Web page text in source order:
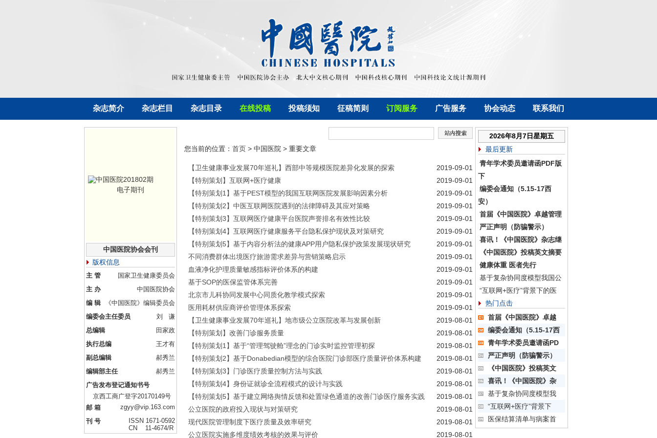
杂志简介 杂志栏目 杂志目录 在线投稿 投稿须知 征稿简则 订阅服务 广告服务 协会动态 联系我们
电子期刊
中国医院协会会刊
版权信息
主 管
国家卫生健康委员会
主 办
中国医院协会
编 辑
《中国医院》编辑委员会
编委会主任委员
刘 谦
总编辑
田家政
执行总编
王才有
副总编辑
郝秀兰
编辑部主任
郝秀兰
广告发布登记通知书号
京西工商广登字20170149号
邮 箱
zgyy@vip.163.com
刊 号
ISSN 1671-0592
CN 11-4674/R
您当前的位置： 首页 > 中国医院 > 重要文章
【卫生健康事业发展70年巡礼】西部中等规模医院差异化发展的探索
2019-09-01
【特别策划】互联网+医疗健康
2019-09-01
【特别策划1】基于PEST模型的我国互联网医院发展影响因素分析
2019-09-01
【特别策划2】中医互联网医院遇到的法律障碍及其应对策略
2019-09-01
【特别策划3】互联网医疗健康平台医院声誉排名有效性比较
2019-09-01
【特别策划4】互联网医疗健康服务平台隐私保护现状及对策研究
2019-09-01
【特别策划5】基于内容分析法的健康APP用户隐私保护政策发展现状研究
2019-09-01
不同消费群体出境医疗旅游需求差异与营销策略启示
2019-09-01
血液净化护理质量敏感指标评价体系的构建
2019-09-01
基于SOP的医保监管体系完善
2019-09-01
北京市儿科协同发展中心同质化教学模式探索
2019-09-01
医用耗材供应商评价管理体系探索
2019-09-01
【卫生健康事业发展70年巡礼】地市级公立医院改革与发展创新
2019-08-01
【特别策划】改善门诊服务质量
2019-08-01
【特别策划1】基于“管理驾驶舱”理念的门诊实时监控管理初探
2019-08-01
【特别策划2】基于Donabedian模型的综合医院门诊部医疗质量评价体系构建
2019-08-01
【特别策划3】门诊医疗质量控制方法与实践
2019-08-01
【特别策划4】身份证就诊全流程模式的设计与实践
2019-08-01
【特别策划5】基于建立网络舆情反馈和处置绿色通道的改善门诊医疗服务实践
2019-08-01
公立医院的政府投入现状与对策研究
2019-08-01
现代医院管理制度下医疗质量及效率研究
2019-08-01
公立医院实施多维度绩效考核的效果与评价
2019-08-01
2026年8月7日星期五
最后更新
青年学术委员邀请函PDF版
下
编委会通知（5.15-17西
安）
首届《中国医院》卓越管理
严正声明（防骗警示）
喜讯！《中国医院》杂志继
《中国医院》投稿英文摘要
健康体重 医者先行
基于复杂协同度模型我国公
“互联网+医疗”背景下的医
热门点击
首届《中国医院》卓越
编委会通知（5.15-17西
青年学术委员邀请函PD
严正声明（防骗警示）
《中国医院》投稿英文
喜讯！《中国医院》杂
基于复杂协同度模型我
“互联网+医疗”背景下
医保结算清单与病案首